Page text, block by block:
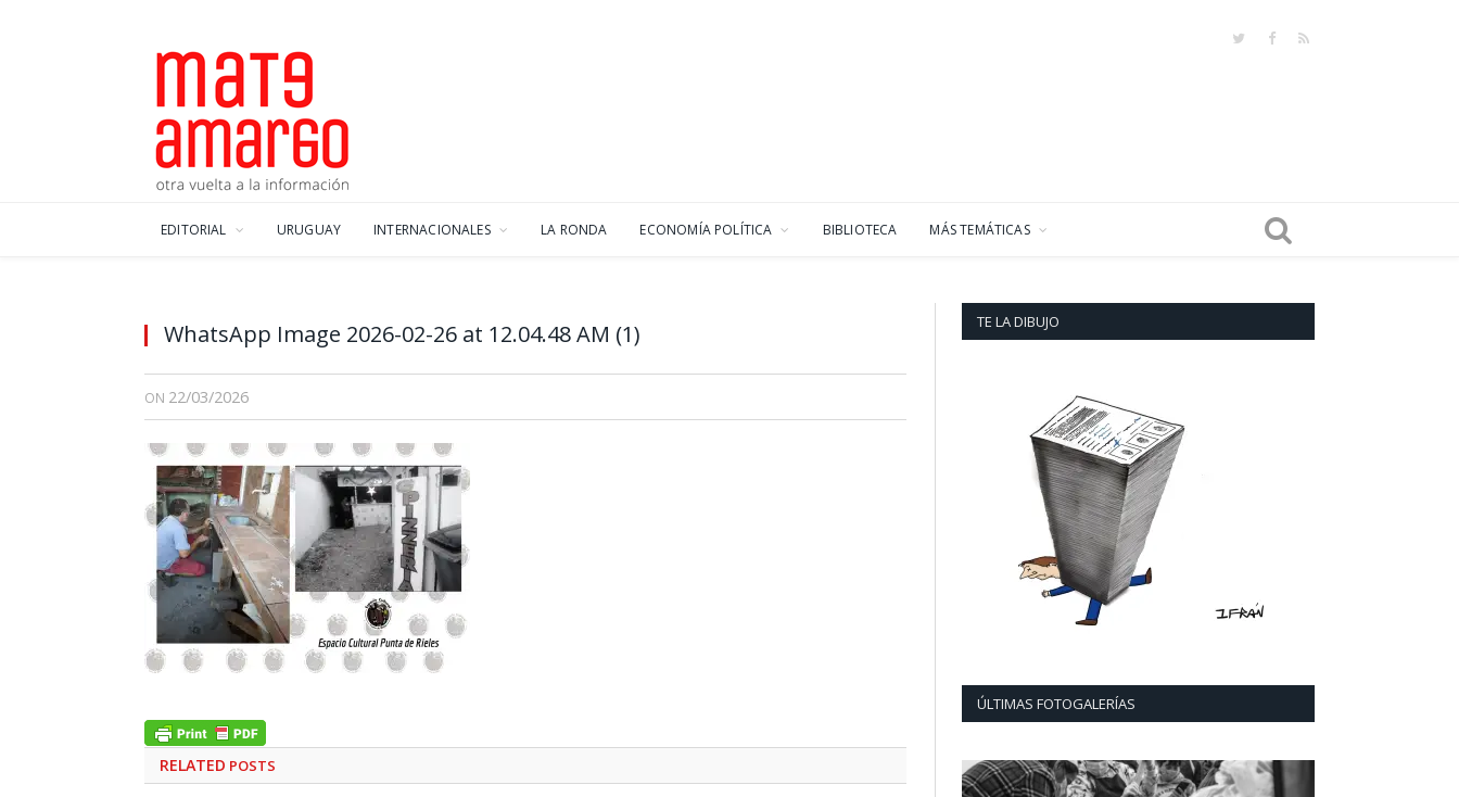
TwitterFacebook
RSS
EDITORIAL URUGUAY INTERNACIONALES LA RONDA ECONOMÍA POLÍTICA BIBLIOTECA MÁS TEMÁTICAS
WhatsApp Image 2026-02-26 at 12.04.48 AM (1)
ON 22/03/2026
RELATED POSTS
TE LA DIBUJO
ÚLTIMAS FOTOGALERÍAS